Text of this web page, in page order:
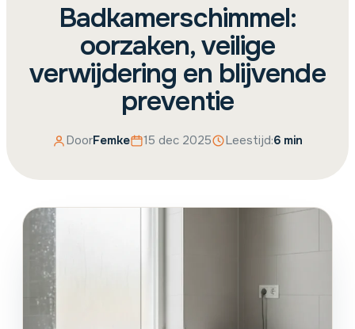
Badkamerschimmel:
oorzaken, veilige
verwijdering en blijvende
preventie
DoorFemke 15 dec 2025 Leestijd:6 min